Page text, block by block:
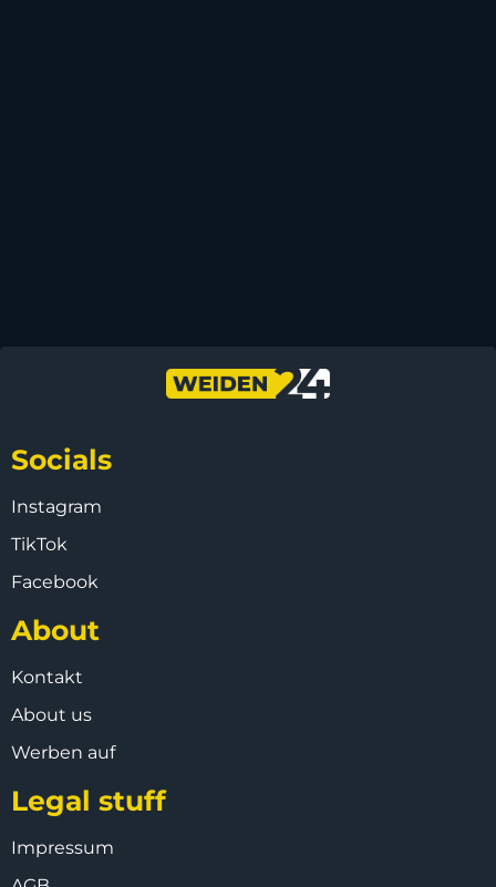
Socials
Instagram
TikTok
Facebook
About
Kontakt
About us
Werben auf
Legal stuff
Impressum